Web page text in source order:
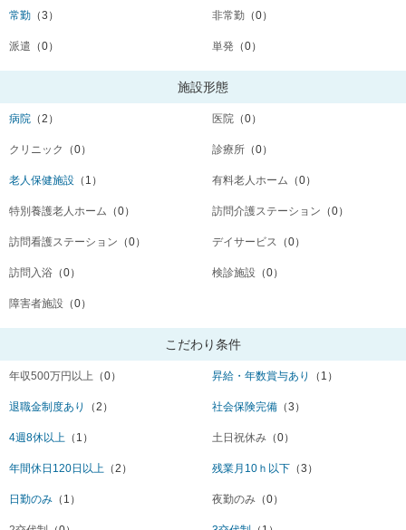
常勤 （3） 非常勤 （0）
派遣 （0） 単発 （0）
施設形態
病院 （2） 医院 （0）
クリニック （0） 診療所 （0）
老人保健施設 （1） 有料老人ホーム （0）
特別養護老人ホーム （0） 訪問介護ステーション （0）
訪問看護ステーション （0） デイサービス （0）
訪問入浴 （0） 検診施設 （0）
障害者施設 （0）
こだわり条件
年収500万円以上 （0） 昇給・年数賞与あり （1）
退職金制度あり （2） 社会保険完備 （3）
4週8休以上 （1） 土日祝休み （0）
年間休日120日以上 （2） 残業月10ｈ以下 （3）
日勤のみ （1） 夜勤のみ （0）